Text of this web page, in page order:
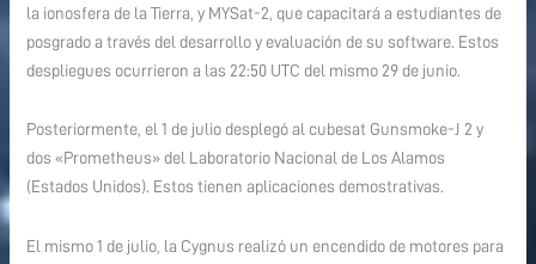
la ionosfera de la Tierra, y MYSat-2, que capacitará a estudiantes de
posgrado a través del desarrollo y evaluación de su software. Estos
despliegues ocurrieron a las 22:50 UTC del mismo 29 de junio.
Posteriormente, el 1 de julio desplegó al cubesat Gunsmoke-J 2 y
dos «Prometheus» del Laboratorio Nacional de Los Alamos
(Estados Unidos). Estos tienen aplicaciones demostrativas.
El mismo 1 de julio, la Cygnus realizó un encendido de motores para